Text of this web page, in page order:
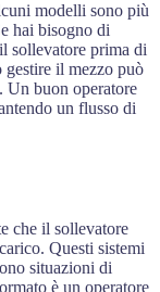
modelli sono più
hai bisogno di
sollevatore prima di
il mezzo può
Un buon operatore
un flusso di
che il sollevatore
Questi sistemi
situazioni di
è un operatore